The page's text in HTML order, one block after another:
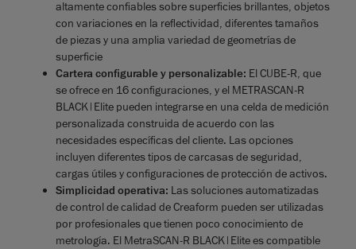
altamente confiables sobre superficies brillantes, objetos
con variaciones en la reflectividad, diferentes tamaños
de piezas y una amplia variedad de geometrías de
superficie
Cartera configurable y personalizable: El CUBE-R, que
se ofrece en 16 configuraciones, y el METRASCAN-R
BLACK|Elite pueden integrarse en una celda de medición
personalizada construida de acuerdo con las
necesidades específicas del cliente. Las opciones
incluyen diferentes tipos de carcasas de seguridad,
cargas útiles y configuraciones de protección de activos.
Simplicidad operativa: Las soluciones automatizadas
de control de calidad de Creaform pueden ser utilizadas
por profesionales que tienen poco conocimiento de
metrología. El MetraSCAN-R BLACK|Elite es compatible